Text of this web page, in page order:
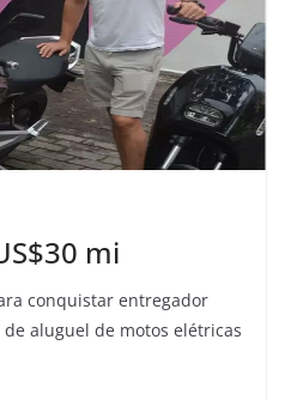
mi
conquistar entregador
aluguel de motos elétricas